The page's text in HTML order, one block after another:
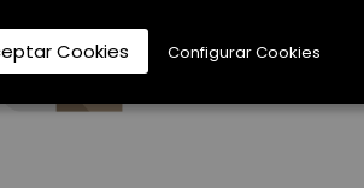
Cookies Configurar Cookies